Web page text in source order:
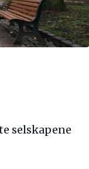
selskapene